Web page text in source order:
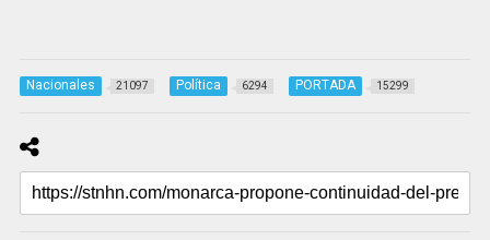
Nacionales 21097 Política 6294 PORTADA 15299